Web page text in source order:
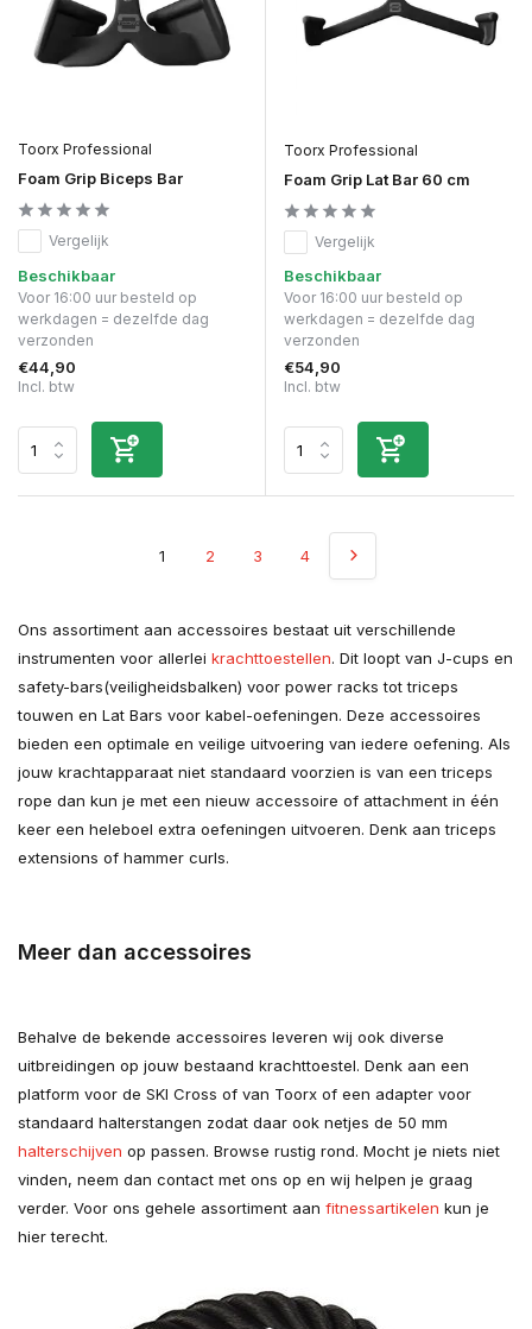
Toorx Professional
Foam Grip Biceps Bar
Vergelijk
Beschikbaar
Voor 16:00 uur besteld op
werkdagen = dezelfde dag
verzonden
€44,90
Incl. btw
Toorx Professional
Foam Grip Lat Bar 60 cm
Vergelijk
Beschikbaar
Voor 16:00 uur besteld op
werkdagen = dezelfde dag
verzonden
€54,90
Incl. btw
1 2 3 4
Ons assortiment aan accessoires bestaat uit verschillende
instrumenten voor allerlei krachttoestellen. Dit loopt van J-cups en
safety-bars(veiligheidsbalken) voor power racks tot triceps
touwen en Lat Bars voor kabel-oefeningen. Deze accessoires
bieden een optimale en veilige uitvoering van iedere oefening. Als
jouw krachtapparaat niet standaard voorzien is van een triceps
rope dan kun je met een nieuw accessoire of attachment in één
keer een heleboel extra oefeningen uitvoeren. Denk aan triceps
extensions of hammer curls.
Meer dan accessoires
Behalve de bekende accessoires leveren wij ook diverse
uitbreidingen op jouw bestaand krachttoestel. Denk aan een
platform voor de SKI Cross of van Toorx of een adapter voor
standaard halterstangen zodat daar ook netjes de 50 mm
halterschijven op passen. Browse rustig rond. Mocht je niets niet
vinden, neem dan contact met ons op en wij helpen je graag
verder. Voor ons gehele assortiment aan fitnessartikelen kun je
hier terecht.